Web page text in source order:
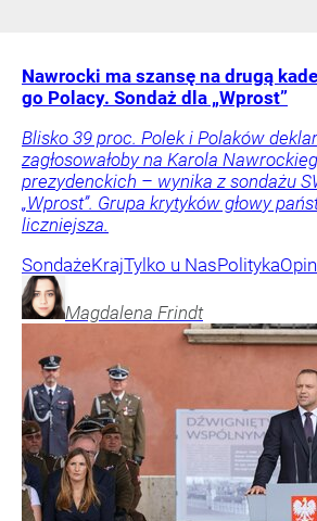
Nawrocki ma szansę na drugą
go Polacy. Sondaż dla „Wprost”
Blisko 39 proc. Polek i Polaków
zagłosowałoby na Karola
prezydenckich – wynika z sondażu
„Wprost”. Grupa krytyków głowy
liczniejsza.
SondażeKrajTylko u NasPolityka
Magdalena Frindt